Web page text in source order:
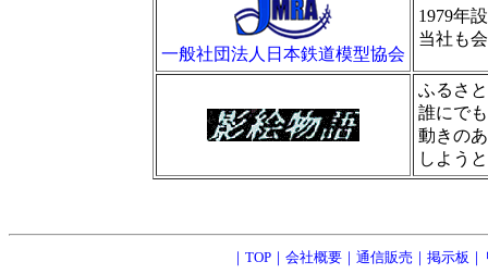
一般社団法人日本鉄道模型協会
1979年
当社も
ふるさ
誰にで
動きの
しよう
｜ TOP｜ 会社概要｜ 通信販売 ｜ 掲示板 ｜